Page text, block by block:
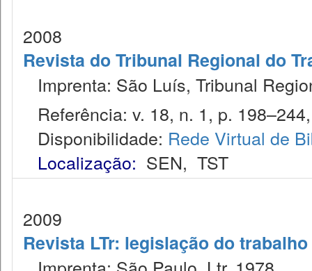
2008
Revista do Tribunal Regional do
Imprenta: São Luís, Tribunal
Referência: v. 18, n. 1, p.
Disponibilidade: Rede Virtual de
Localização: SEN, TST
2009
Revista LTr: legislação do trabalho